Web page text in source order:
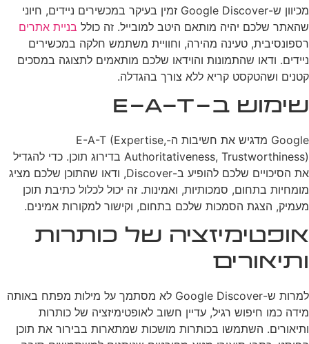
מכיוון ש-Google Discover זמין בעיקר במכשירים ניידים, חיוני
שהאתר שלכם יהיה מותאם היטב למובייל. זה כולל בניית אתרים
רספונסיבית, טעינה מהירה, וחוויית משתמש חלקה במכשירים
ניידים. ודאו שהתמונות והוידאו שלכם מותאמים לתצוגה במסכים
קטנים ושהטקסט קריא ללא צורך בהגדלה.
שימוש ב-E-A-T
Google מדגיש את חשיבות ה-E-A-T (Expertise,
Authoritativeness, Trustworthiness) בדירוג תוכן. כדי להגדיל
את הסיכויים שלכם להופיע ב-Discover, ודאו שהתוכן שלכם מציג
מומחיות בתחום, סמכותיות, ואמינות. זה יכול לכלול כתיבת תוכן
מעמיק, הצגת הסמכות שלכם בתחום, וקישור למקורות אמינים.
אופטימיזציה של כותרות
ותיאורים
למרות ש-Google Discover לא מסתמך על מילות מפתח באותה
מידה כמו חיפוש רגיל, עדיין חשוב לאופטימיזציה של כותרות
ותיאורים. השתמשו בכותרות מושכות שמתארות בבירור את תוכן